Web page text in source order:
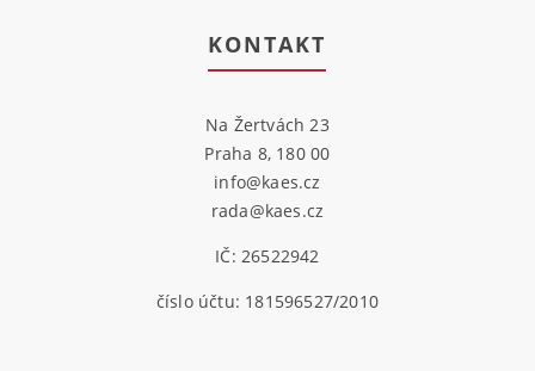
KONTAKT
Na Žertvách 23
Praha 8, 180 00
info@kaes.cz
rada@kaes.cz
IČ: 26522942
číslo účtu: 181596527/2010